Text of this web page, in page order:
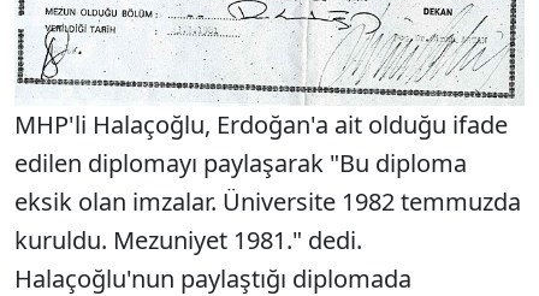
MHP'li Halaçoğlu, Erdoğan'a ait olduğu ifade
edilen diplomayı paylaşarak "Bu diploma
eksik olan imzalar. Üniversite 1982 temmuzda
kuruldu. Mezuniyet 1981." dedi.
Halaçoğlu'nun paylaştığı diplomada